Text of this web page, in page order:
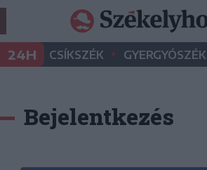
24H CSÍKSZÉK • GYERGYÓSZÉK
Bejelentkezés